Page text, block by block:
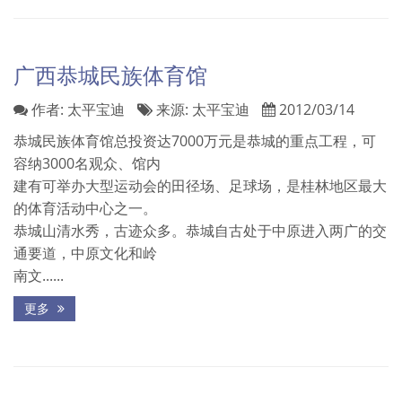
广西恭城民族体育馆
作者: 太平宝迪 来源: 太平宝迪
2012/03/14
恭城民族体育馆总投资达7000万元是恭城的重点工程，可
容纳3000名观众、馆内
建有可举办大型运动会的田径场、足球场，是桂林地区最大
的体育活动中心之一。
恭城山清水秀，古迹众多。恭城自古处于中原进入两广的交
通要道，中原文化和岭
南文......
更多